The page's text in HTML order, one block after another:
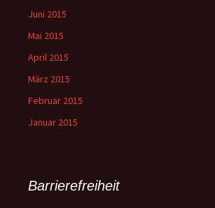
Juni 2015
Mai 2015
April 2015
März 2015
Februar 2015
Januar 2015
Barrierefreiheit